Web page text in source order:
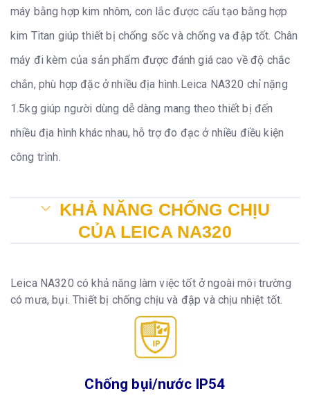
máy bằng hợp kim nhôm, con lắc được cấu tạo bằng hợp
kim Titan giúp thiết bị chống sốc và chống va đập tốt. Chân
máy đi kèm của sản phẩm được đánh giá cao về độ chắc
chắn, phù hợp đặc ở nhiều địa hình.Leica NA320 chỉ nặng
1.5kg giúp người dùng dễ dàng mang theo thiết bị đến
nhiều địa hình khác nhau, hỗ trợ đo đạc ở nhiều điều kiện
công trình.
KHẢ NĂNG CHỐNG CHỊU
CỦA LEICA NA320
Leica NA320 có khả năng làm việc tốt ở ngoài môi trường
có mưa, bụi. Thiết bị chống chịu và đập và chịu nhiệt tốt.
Chống bụi/nước IP54